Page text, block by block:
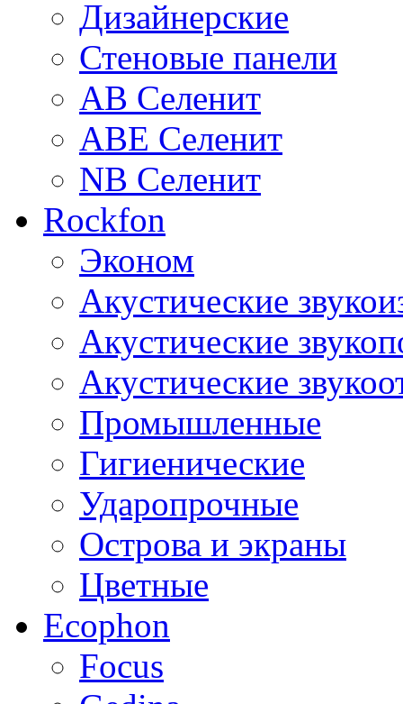
Дизайнерские
Стеновые панели
AB Селенит
ABE Селенит
NB Селенит
Rockfon
Эконом
Акустические
Акустические
Акустические
Промышленные
Гигиенические
Ударопрочные
Острова и экраны
Цветные
Ecophon
Focus